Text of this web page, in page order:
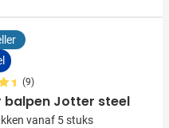
(9)
balpen Jotter steel
vanaf 5 stuks